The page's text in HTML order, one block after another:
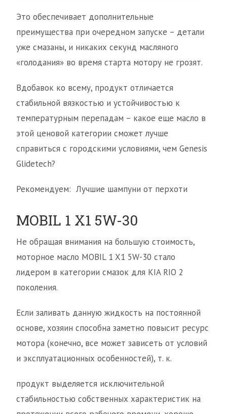
Это обеспечивает дополнительные
преимущества при очередном запуске – детали
уже смазаны, и никаких секунд масляного
«голодания» во время старта мотору не грозят.
Вдобавок ко всему, продукт отличается
стабильной вязкостью и устойчивостью к
температурным перепадам – какое еще масло в
этой ценовой категории сможет лучше
справиться с городскими условиями, чем Genesis
Glidetech?
Рекомендуем: Лучшие шампуни от перхоти
MOBIL 1 X1 5W-30
Не обращая внимания на большую стоимость,
моторное масло MOBIL 1 X1 5W-30 стало
лидером в категории смазок для KIA RIO 2
поколения.
Если заливать данную жидкость на постоянной
основе, хозяин способна заметно повысит ресурс
мотора (конечно, все может зависеть от условий
и эксплуатационных особенностей), т. к.
продукт выделяется исключительной
стабильностью собственных характеристик на